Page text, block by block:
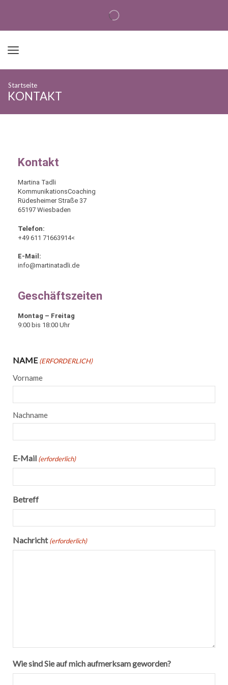
Startseite
KONTAKT
Kontakt
Martina Tadli
KommunikationsCoaching
Rüdesheimer Straße 37
65197 Wiesbaden
Telefon:
+49 611 71663914<
E-Mail:
info@martinatadli.de
Geschäftszeiten
Montag – Freitag
9:00 bis 18:00 Uhr
NAME (ERFORDERLICH)
Vorname
Nachname
E-Mail (erforderlich)
Betreff
Nachricht (erforderlich)
Wie sind Sie auf mich aufmerksam geworden?